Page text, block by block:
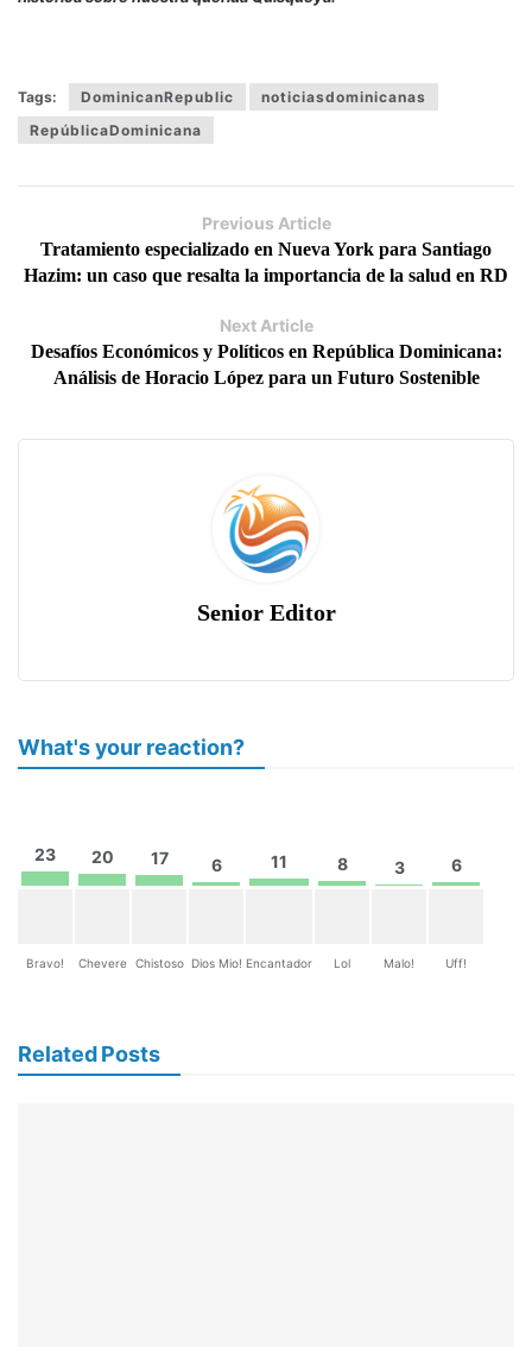
Tags: DominicanRepublic
noticiasdominicanas
RepúblicaDominicana
Previous Article
Tratamiento especializado en Nueva York para Santiago
Hazim: un caso que resalta la importancia de la salud en RD
Next Article
Desafíos Económicos y Políticos en República Dominicana:
Análisis de Horacio López para un Futuro Sostenible
Senior Editor
What's your reaction?
23
Bravo!
20
Chevere
17
Chistoso
6
Dios Mio!
11
Encantador
8
Lol
3
Malo!
6
Uff!
Related Posts